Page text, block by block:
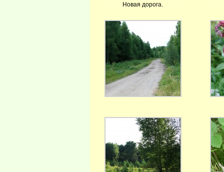
Новая дорога.